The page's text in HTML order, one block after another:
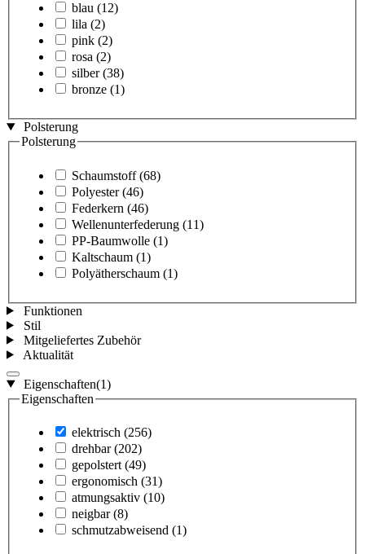
blau (12)
lila (2)
pink (2)
rosa (2)
silber (38)
bronze (1)
Polsterung
Polsterung
Schaumstoff (68)
Polyester (46)
Federkern (46)
Wellenunterfederung (11)
PP-Baumwolle (1)
Kaltschaum (1)
Polyätherschaum (1)
Funktionen
Stil
Mitgeliefertes Zubehör
Aktualität
Eigenschaften(1)
Eigenschaften
elektrisch (256)
drehbar (202)
gepolstert (49)
ergonomisch (31)
atmungsaktiv (10)
neigbar (8)
schmutzabweisend (1)